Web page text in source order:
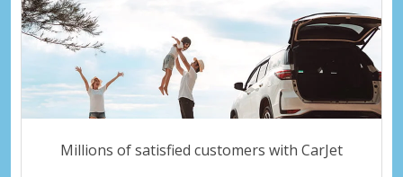
Millions of satisfied customers with CarJet